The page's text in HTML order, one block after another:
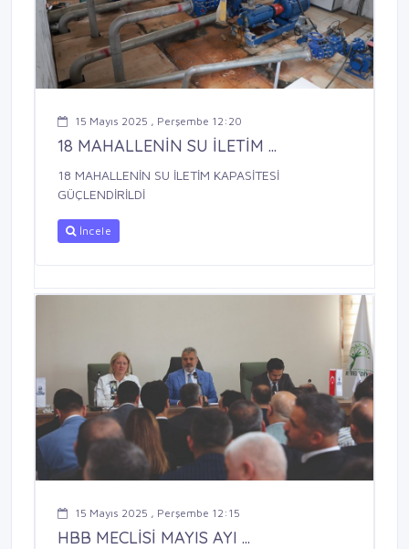
15 Mayıs 2025 , Perşembe 12:20
18 MAHALLENİN SU İLETİM ...
18 MAHALLENİN SU İLETİM KAPASİTESİ
GÜÇLENDİRİLDİ
İncele
15 Mayıs 2025 , Perşembe 12:15
HBB MECLİSİ MAYIS AYI ...